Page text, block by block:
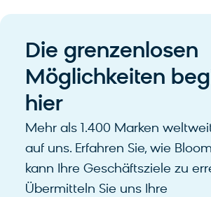
Die grenzenlosen
Möglichkeiten
hier
Mehr als 1.400 Marken
auf uns. Erfahren Sie, wie
kann Ihre Geschäftsziele zu
Übermitteln Sie uns Ihre